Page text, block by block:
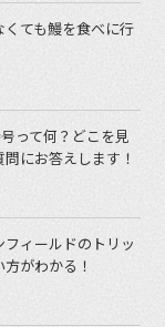
ても鰻を食べに行
って何？どこを見
にお答えします！
ィールドのトリッ
がわかる！